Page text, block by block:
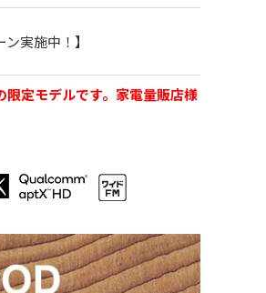
実施中！】
定モデルです。家電量販店様